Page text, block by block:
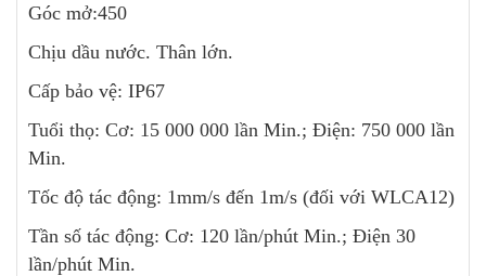
Góc mở:450
Chịu dầu nước. Thân lớn.
Cấp bảo vệ: IP67
Tuổi thọ: Cơ: 15 000 000 lần Min.; Điện: 750 000 lần
Min.
Tốc độ tác động: 1mm/s đến 1m/s (đối với WLCA12)
Tần số tác động: Cơ: 120 lần/phút Min.; Điện 30
lần/phút Min.